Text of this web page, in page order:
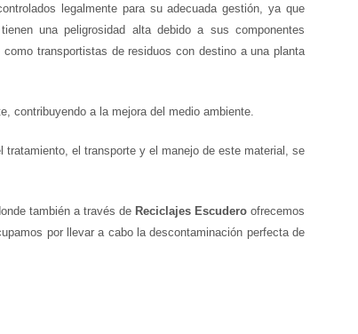
legalmente para su adecuada gestión, ya que
una peligrosidad alta debido a sus componentes
transportistas de residuos con destino a una planta
contribuyendo a la mejora del medio ambiente.
el transporte y el manejo de este material, se
también a través de Reciclajes Escuderoofrecemos
por llevar a cabo la descontaminación perfecta de